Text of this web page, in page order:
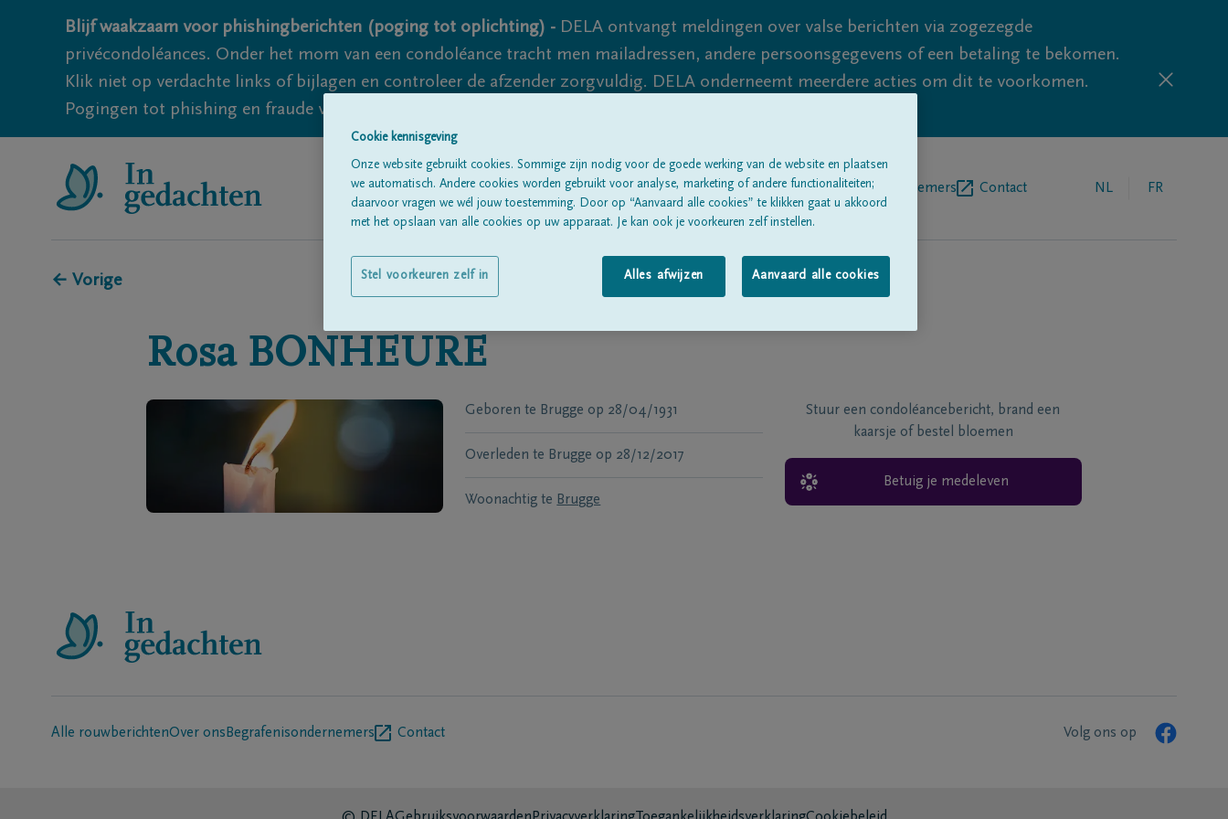
Blijf waakzaam voor phishingberichten (poging tot oplichting) - DELA ontvangt meldingen over valse berichten via zogezegde
privécondoléances. Onder het mom van een condoléance tracht men mailadressen, andere persoonsgegevens of een betaling te bekomen.
Klik niet op verdachte links of bijlagen en controleer de afzender zorgvuldig. DELA onderneemt meerdere acties om dit te voorkomen.
Pogingen tot phishing en fraude vallen echter nooit volledig uit te sluiten, dus blijf waakzaam.
Alle rouwberichten Over onsBegrafenisondernemers Contact NL FR
← Vorige
Rosa BONHEURE
Geboren te Brugge op 28/04/1931
Overleden te Brugge op 28/12/2017
Woonachtig te Brugge
Stuur een condoléancebericht, brand een
kaarsje of bestel bloemen
Betuig je medeleven
Alle rouwberichtenOver ons Begrafenisondernemers Contact Volg ons op
Cookie kennisgeving
Onze website gebruikt cookies. Sommige zijn nodig voor de goede werking van de website en plaatsen
we automatisch. Andere cookies worden gebruikt voor analyse, marketing of andere functionaliteiten;
daarvoor vragen we wél jouw toestemming. Door op “Aanvaard alle cookies” te klikken gaat u akkoord
met het opslaan van alle cookies op uw apparaat. Je kan ook je voorkeuren zelf instellen.
Alles afwijzen Aanvaard alle cookies
Stel voorkeuren zelf in